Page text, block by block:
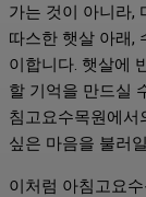
가는 것이 아니라,
따스한 햇살 아래,
이합니다. 햇살에
할 기억을 만드실
침고요수목원에서
싶은 마음을 불러
이처럼 아침고요